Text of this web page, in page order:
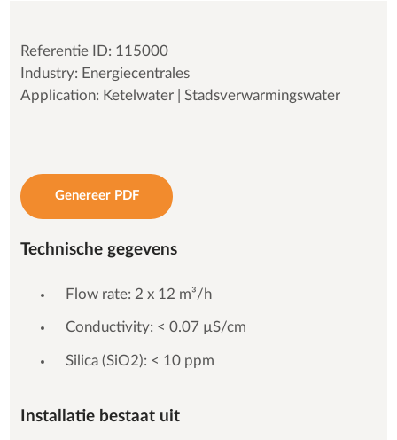
Referentie ID: 115000
Industry: Energiecentrales
Application: Ketelwater | Stadsverwarmingswater
Genereer PDF
Technische gegevens
Flow rate: 2 x 12 m³/h
Conductivity: < 0.07 µS/cm
Silica (SiO2): < 10 ppm
Installatie bestaat uit